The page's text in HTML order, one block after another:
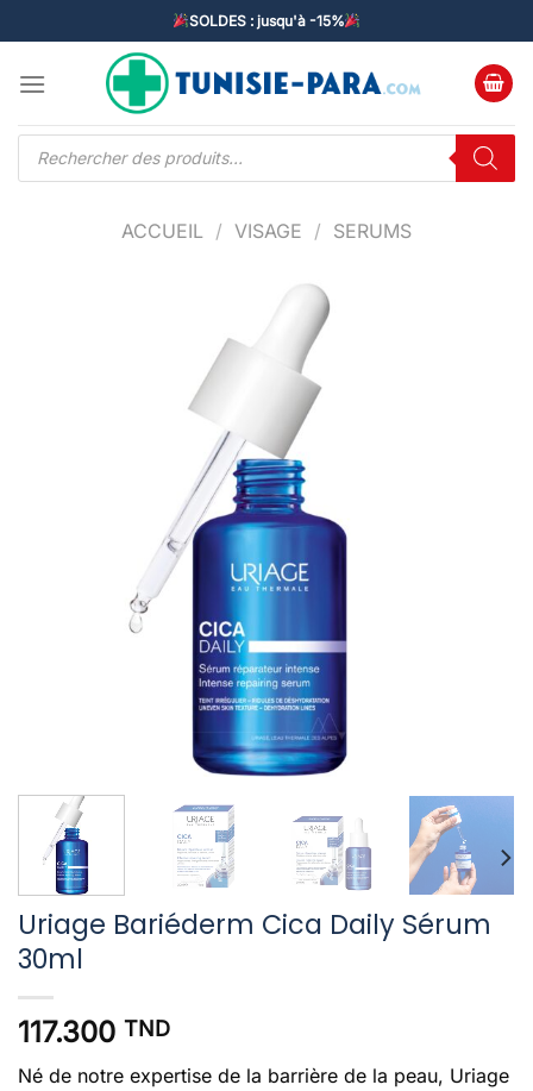
au
contenu
SOLDES : jusqu'à -15%
Recherche
ACCUEIL / VISAGE / SERUMS
Uriage Bariéderm Cica Daily Sérum
30ml
117.300 TND
Né de notre expertise de la barrière de la peau, Uriage